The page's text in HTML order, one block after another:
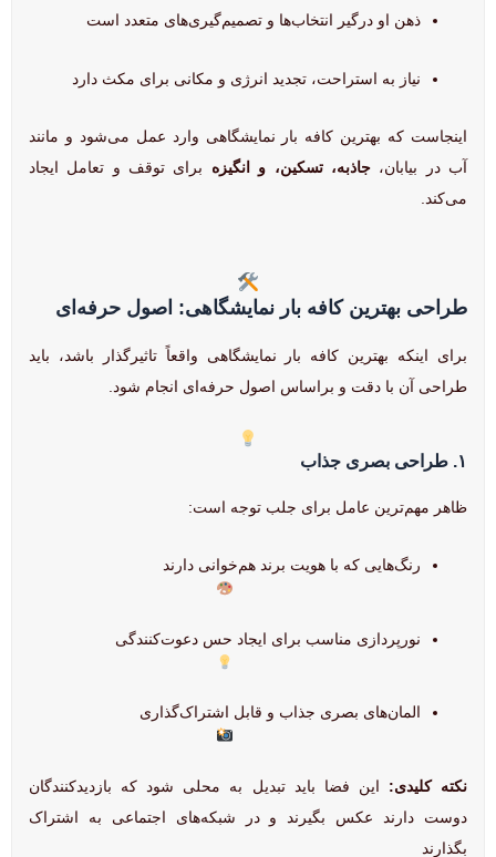
ذهن او درگیر انتخاب‌ها و تصمیم‌گیری‌های متعدد است
نیاز به استراحت، تجدید انرژی و مکانی برای مکث دارد
اینجاست که بهترین کافه بار نمایشگاهی وارد عمل می‌شود و مانند
آب در بیابان،جاذبه، تسکین، و انگیزه برای توقف و تعامل ایجاد
می‌کند.
طراحی بهترین کافه بار نمایشگاهی: اصول حرفه‌ای
برای اینکه بهترین کافه بار نمایشگاهی واقعاً تاثیرگذار باشد، باید
طراحی آن با دقت و براساس اصول حرفه‌ای انجام شود.
۱. طراحی بصری جذاب
ظاهر مهم‌ترین عامل برای جلب توجه است:
رنگ‌هایی که با هویت برند هم‌خوانی دارند
نورپردازی مناسب برای ایجاد حس دعوت‌کنندگی
المان‌های بصری جذاب و قابل اشتراک‌گذاری
نکته کلیدی: این فضا باید تبدیل به محلی شود که بازدیدکنندگان
دوست دارند عکس بگیرند و در شبکه‌های اجتماعی به اشتراک
بگذارند